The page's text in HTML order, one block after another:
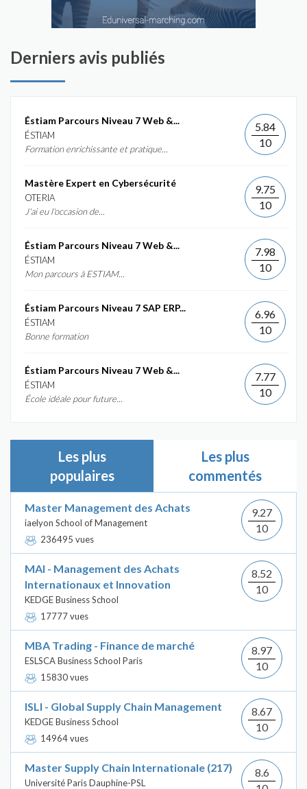
Derniers avis publiés
Éstiam Parcours Niveau 7 Web &...
ÉSTIAM
Formation enrichissante et pratique...
5.84
10
Mastère Expert en Cybersécurité
OTERIA
J'ai eu l'occasion de...
9.75
10
Éstiam Parcours Niveau 7 Web &...
ÉSTIAM
Mon parcours à ESTIAM...
7.98
10
Éstiam Parcours Niveau 7 SAP ERP...
ÉSTIAM
Bonne formation
6.96
10
Éstiam Parcours Niveau 7 Web &...
ÉSTIAM
École idéale pour future...
7.77
10
Les plus
populaires
Les plus
commentés
Master Management des Achats
iaelyon School of Management
236495 vues
9.27
10
MAI - Management des Achats
Internationaux et Innovation
KEDGE Business School
17777 vues
8.52
10
MBA Trading - Finance de marché
ESLSCA Business School Paris
15830 vues
8.97
10
ISLI - Global Supply Chain Management
KEDGE Business School
14964 vues
8.67
10
Master Supply Chain Internationale (217)
Université Paris Dauphine-PSL
8.6